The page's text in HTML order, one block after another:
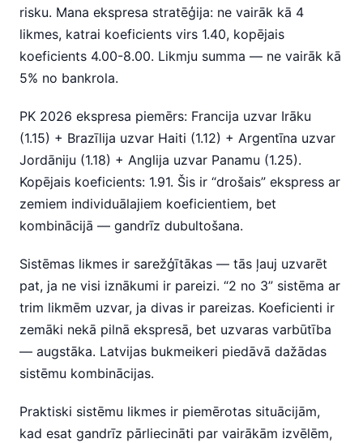
risku. Mana ekspresa stratēģija: ne vairāk kā 4
likmes, katrai koeficients virs 1.40, kopējais
koeficients 4.00-8.00. Likmju summa — ne vairāk kā
5% no bankrola.
PK 2026 ekspresa piemērs: Francija uzvar Irāku
(1.15) + Brazīlija uzvar Haiti (1.12) + Argentīna uzvar
Jordāniju (1.18) + Anglija uzvar Panamu (1.25).
Kopējais koeficients: 1.91. Šis ir “drošais” ekspress ar
zemiem individuālajiem koeficientiem, bet
kombinācijā — gandrīz dubultošana.
Sistēmas likmes ir sarežģītākas — tās ļauj uzvarēt
pat, ja ne visi iznākumi ir pareizi. “2 no 3” sistēma ar
trim likmēm uzvar, ja divas ir pareizas. Koeficienti ir
zemāki nekā pilnā ekspresā, bet uzvaras varbūtība
— augstāka. Latvijas bukmeikeri piedāvā dažādas
sistēmu kombinācijas.
Praktiski sistēmu likmes ir piemērotas situācijām,
kad esat gandrīz pārliecināti par vairākām izvēlēm,